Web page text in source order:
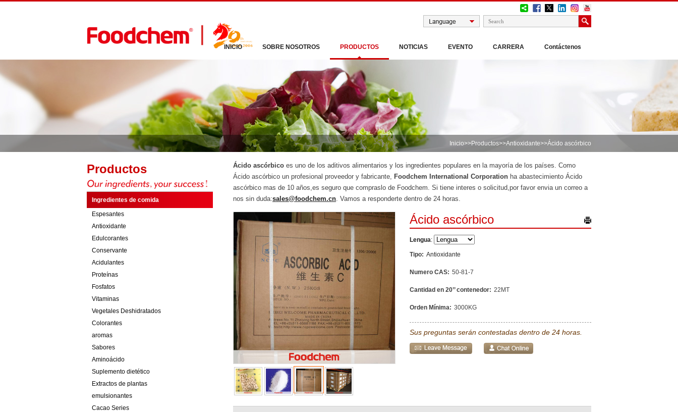
INICIO SOBRE NOSOTROS PRODUCTOS NOTICIAS EVENTO CARRERA Contáctenos
Inicio>>Productos>>Antioxidante>>Ácido ascórbico
Productos
Ingredientes de comida
Espesantes
Antioxidante
Edulcorantes
Conservante
Acidulantes
Proteínas
Fosfatos
Vitaminas
Vegetales Deshidratados
Colorantes
aromas
Sabores
Aminoácido
Suplemento dietético
Extractos de plantas
emulsionantes
Cacao Series
Ácido ascórbico es uno de los aditivos alimentarios y los ingredientes populares en la mayoría de los países. Como
Ácido ascórbico un profesional proveedor y fabricante, Foodchem International Corporation ha abastecimiento Ácido
ascórbico mas de 10 años,es seguro que compraslo de Foodchem. Si tiene interes o solicitud,por favor envia un correo a
nos sin duda:sales@foodchem.cn. Vamos a responderte dentro de 24 horas.
Ácido ascórbico
Lengua:
Tipo: Antioxidante
Numero CAS: 50-81-7
Cantidad en 20’’ contenedor: 22MT
Orden Mínima: 3000KG
Sus preguntas serán contestadas dentro de 24 horas.